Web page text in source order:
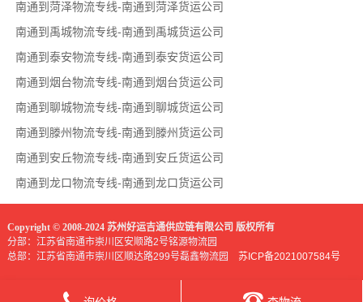
南通到菏泽物流专线-南通到菏泽货运公司
南通到禹城物流专线-南通到禹城货运公司
南通到泰安物流专线-南通到泰安货运公司
南通到烟台物流专线-南通到烟台货运公司
南通到聊城物流专线-南通到聊城货运公司
南通到滕州物流专线-南通到滕州货运公司
南通到安丘物流专线-南通到安丘货运公司
南通到龙口物流专线-南通到龙口货运公司
Copyright © 2008-2024 苏州好运吉通供应链有限公司 版权所有
分部：江苏省南通市崇川区安顺路2号铭源物流园
总部：江苏省南通市崇川区顺达路299号磊鑫物流园 苏ICP备2021007584号